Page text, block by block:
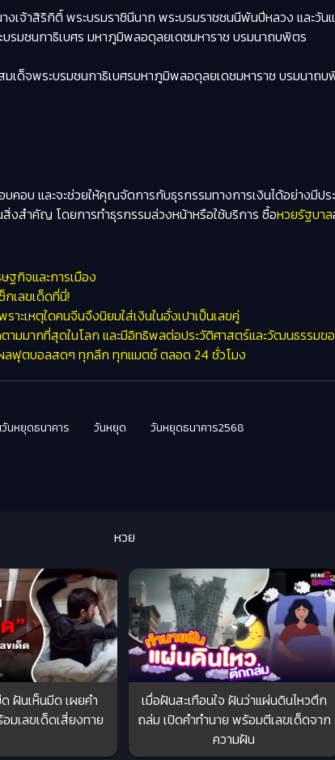
เจ้าสิริกิติ์ พระบรมราชินีนาถ พระบรมราชชนนีพันปีหลวง และวัน
รมชนกาธิเบศร มหาภูมิพลอดุลยเดชมหาราช บรมนาถบพิตร
เด็จพระบรมชนกาธิเบศรมหาภูมิพลอดุลยเดชมหาราช บรมนาถ
คอบ และจะช่วยให้คุณจัดการกับธุรกรรมทางการเงินได้อย่างมี
งสำคัญ โดยการทำธุรกรรมล่วงหน้าหรือใช้บริการ ซื้อหวยรัฐบาล
ฐกิจและการเมือง
เลขเด็ดที่นี่!
ะเหตุใดคนจีนจึงนิยมใส่เงินในอั่งเปาเป็นเลขคู่
ามมากที่สุดในโลก และมีอิทธิพลต่อประวัติศาสตร์และวัฒนธรรมข
ลฟุตบอลสดๆ ทุกลีก ทุกแมตช์ ตลอด 24 ชั่วโมง
นหยุดธนาคาร วันหยุด วันหยุดธนาคาร2568
หวย
ฝันเห็นมีด เผยคำ
มเลขเด็ดเสี่ยงทาย
เมื่อฝันสะเทือนใจ ฝันว่าแผ่นดินไหวตึก
ถล่ม เปิดคำทำนาย พร้อมตีเลขเด็ดจาก
ความฝัน